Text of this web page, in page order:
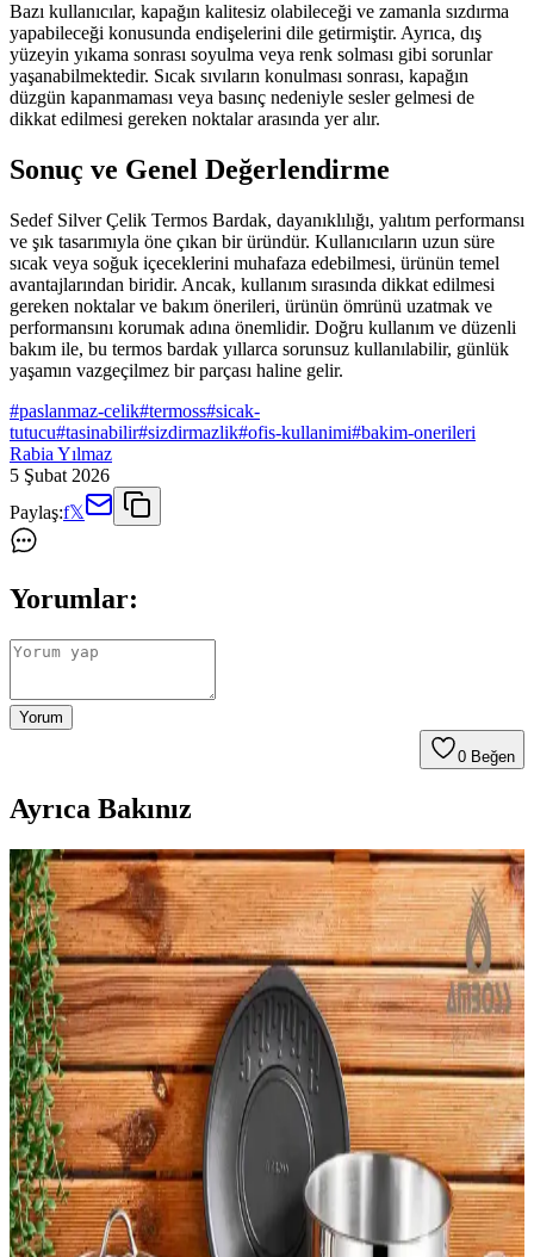
Bazı kullanıcılar, kapağın kalitesiz olabileceği ve zamanla sızdırma
yapabileceği konusunda endişelerini dile getirmiştir. Ayrıca, dış
yüzeyin yıkama sonrası soyulma veya renk solması gibi sorunlar
yaşanabilmektedir. Sıcak sıvıların konulması sonrası, kapağın
düzgün kapanmaması veya basınç nedeniyle sesler gelmesi de
dikkat edilmesi gereken noktalar arasında yer alır.
Sonuç ve Genel Değerlendirme
Sedef Silver Çelik Termos Bardak, dayanıklılığı, yalıtım performansı
ve şık tasarımıyla öne çıkan bir üründür. Kullanıcıların uzun süre
sıcak veya soğuk içeceklerini muhafaza edebilmesi, ürünün temel
avantajlarından biridir. Ancak, kullanım sırasında dikkat edilmesi
gereken noktalar ve bakım önerileri, ürünün ömrünü uzatmak ve
performansını korumak adına önemlidir. Doğru kullanım ve düzenli
bakım ile, bu termos bardak yıllarca sorunsuz kullanılabilir, günlük
yaşamın vazgeçilmez bir parçası haline gelir.
#paslanmaz-celik#termoss#sicak-
tutucu#tasinabilir#sizdirmazlik#ofis-kullanimi#bakim-onerileri
Rabia Yılmaz
5 Şubat 2026
Paylaş:f𝕏
Yorumlar:
Yorum
0 Beğen
Ayrıca Bakınız
Tavuk Mangal Seçimi ve Kullanımı İçin Güvenilir
ve Dayanıklı Çözüm Rehberi
Tavuk mangallarında paslanmaz çelik, dökme demir ve alüminyum
gibi malzemelerin avantajları ve hijyen kuralları. Uygun model
seçimi ve güvenli kullanım ipuçlarıyla açık hava aktivitelerinizi daha
sağlıklı hale getirin.
Paslanmaz Çelik Pipet Temizleme Fırçası: Sağlıklı ve
Hijyenik Kullanım İçin Pratik Çözüm
Paslanmaz çelik pipetlerin hijyenik kalması için tasarlanmış
temizleme fırçaları, dayanıklı ve esnek yapısıyla kolayca ulaşır, uzun
ömürlü ve sağlıklı kullanım sağlar.
Dayanıklı ve Pratik 2 Litre Paslanmaz Çelik